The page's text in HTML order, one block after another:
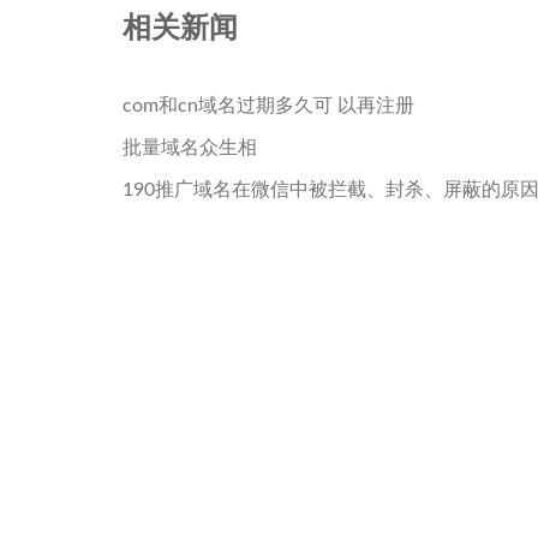
相关新闻
com和cn域名过期多久可 以再注册
批量域名众生相
190推广域名在微信中被拦截、封杀、屏蔽的原